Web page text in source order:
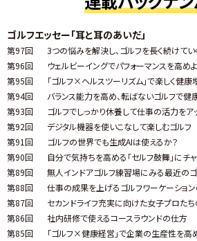
ゴルフエッセー「耳と耳のあいだ」
第97回 3つの悩みを解決し、ゴルフを長く続けてい
第96回
ウェルビーイングでパフォーマンスを高め
第95回
「ゴルフ×ヘルスツーリズム」で楽しく健康
第94回
バランス能力を高め、転ばないゴルフで健
第93回
ゴルフでしっかり休養して仕事の活力をア
第92回
デジタル機器を使いこなして楽しむゴルフ
第91回
ゴルフの世界でも生成AIは使えるか？
第90回
自分で気持ちを高める「セルフ鼓舞」にチ
第89回
無人インドアゴルフ練習場にみる最近の
第88回
仕事の成果を上げるゴルフワーケーショ
第87回
セカンドライフ充実に向けた女子プロた
第86回
社内研修で使えるコースラウンドの仕方
第85回
「ゴルフ×健康経営」で企業の生産性を高